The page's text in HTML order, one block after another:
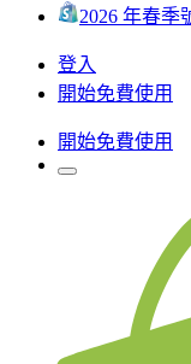
2026 年春季
登入
開始免費使用
開始免費使用